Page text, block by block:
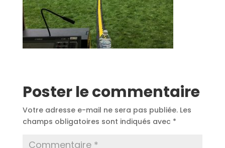
Poster le commentaire
Votre adresse e-mail ne sera pas publiée. Les
champs obligatoires sont indiqués avec *